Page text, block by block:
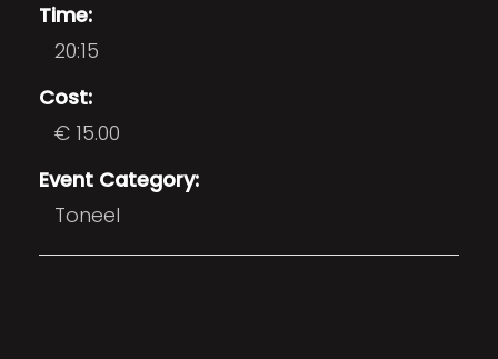
Time:
20:15
Cost:
€ 15.00
Event Category:
Toneel